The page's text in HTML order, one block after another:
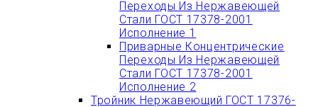
Переходы Из Нержавеющей
Стали ГОСТ 17378-2001
Исполнение 1
Приварные Концентрические
Переходы Из Нержавеющей
Стали ГОСТ 17378-2001
Исполнение 2
Тройник Нержавеющий ГОСТ 17376-